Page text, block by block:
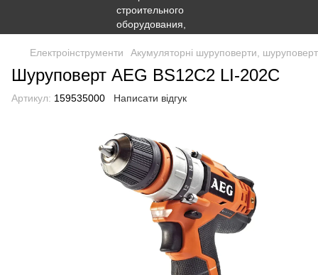
Електроінструменти Акумуляторні шуруповерти,
Шуруповерт AEG BS12C2 LI-202C
Артикул: 159535000 Написати відгук